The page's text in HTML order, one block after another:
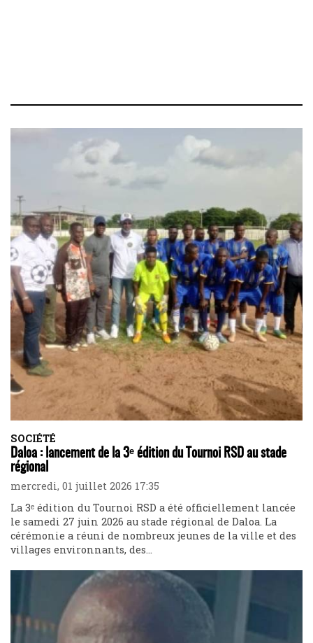
SOCIÉTÉ
Daloa : lancement de la 3ᵉ édition du Tournoi RSD au stade
régional
mercredi, 01 juillet 2026 17:35
La 3ᵉ édition du Tournoi RSD a été officiellement lancée
le samedi 27 juin 2026 au stade régional de Daloa. La
cérémonie a réuni de nombreux jeunes de la ville et des
villages environnants, des...